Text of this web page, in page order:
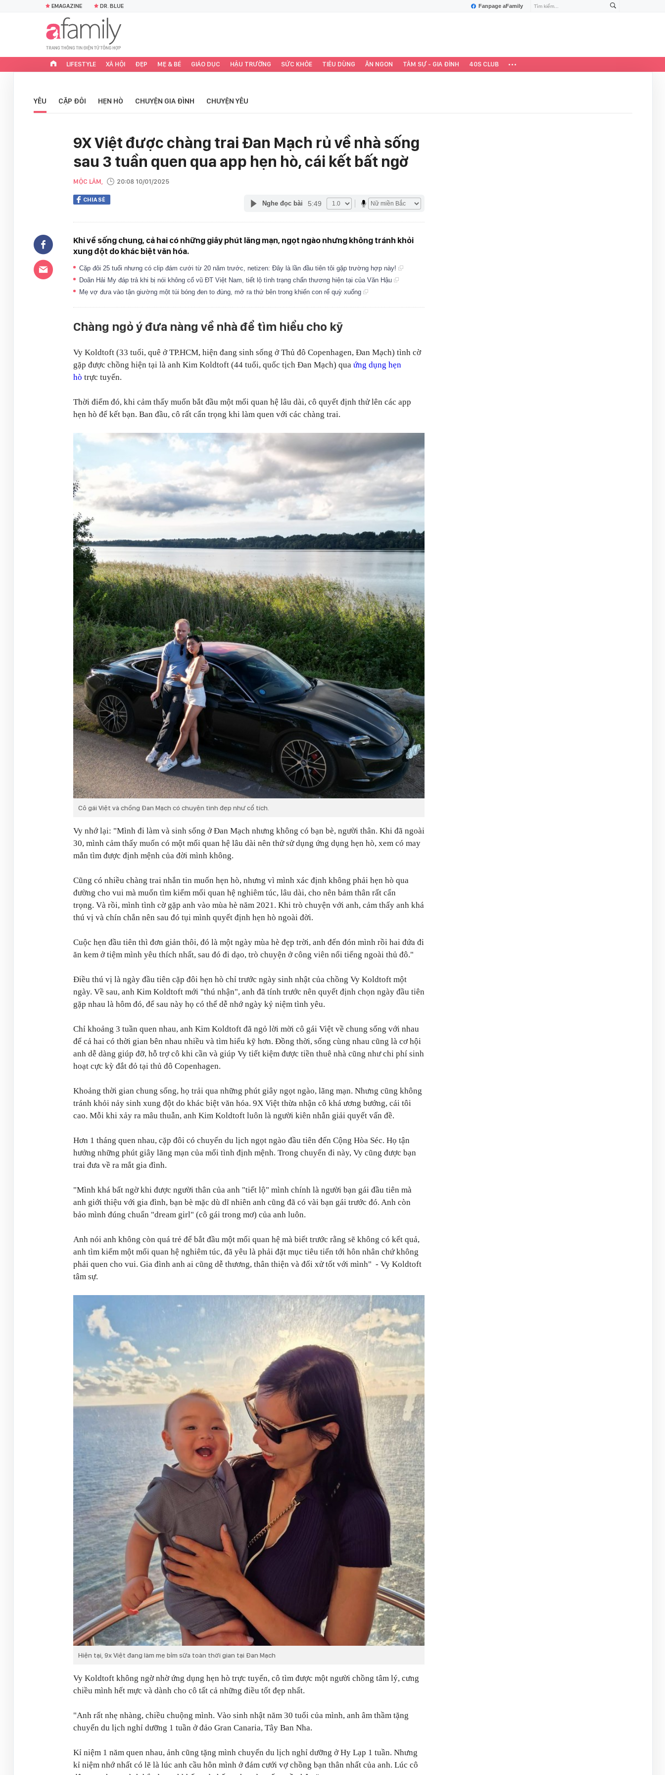
Fanpage aFamily
EMAGAZINE DR. BLUE
LIFESTYLE XÃ HỘI ĐẸP MẸ & BÉ GIÁO DỤC HẬU TRƯỜNG SỨC KHỎE TIÊU DÙNG ĂN NGON TÂM SỰ - GIA ĐÌNH 40S CLUB
YÊU CẶP ĐÔI HẸN HÒ CHUYỆN GIA ĐÌNH CHUYỆN YÊU
9X Việt được chàng trai Đan Mạch rủ về nhà sống
sau 3 tuần quen qua app hẹn hò, cái kết bất ngờ
MỘC LÂM, 20:08 10/01/2025
CHIA SẺ Nghe đọc bài 5:49
Khi về sống chung, cả hai có những giây phút lãng mạn, ngọt ngào nhưng không tránh khỏi
xung đột do khác biệt văn hóa.
Cặp đôi 25 tuổi nhưng có clip đám cưới từ 20 năm trước, netizen: Đây là lần đầu tiên tôi gặp trường hợp này!
Doãn Hải My đáp trả khi bị nói không cổ vũ ĐT Việt Nam, tiết lộ tình trạng chấn thương hiện tại của Văn Hậu
Mẹ vợ đưa vào tận giường một túi bóng đen to đùng, mở ra thứ bên trong khiến con rể quỳ xuống
Chàng ngỏ ý đưa nàng về nhà để tìm hiểu cho kỹ
Vy Koldtoft (33 tuổi, quê ở TP.HCM, hiện đang sinh sống ở Thủ đô Copenhagen, Đan Mạch) tình cờ
gặp được chồng hiện tại là anh Kim Koldtoft (44 tuổi, quốc tịch Đan Mạch) qua ứng dụng hẹn
hò trực tuyến.
Thời điểm đó, khi cảm thấy muốn bắt đầu một mối quan hệ lâu dài, cô quyết định thử lên các app
hẹn hò để kết bạn. Ban đầu, cô rất cẩn trọng khi làm quen với các chàng trai.
Cô gái Việt và chồng Đan Mạch có chuyện tình đẹp như cổ tích.
Vy nhớ lại: "Mình đi làm và sinh sống ở Đan Mạch nhưng không có bạn bè, người thân. Khi đã ngoài
30, mình cảm thấy muốn có một mối quan hệ lâu dài nên thử sử dụng ứng dụng hẹn hò, xem có may
mắn tìm được định mệnh của đời mình không.
Cũng có nhiều chàng trai nhắn tin muốn hẹn hò, nhưng vì mình xác định không phải hẹn hò qua
đường cho vui mà muốn tìm kiếm mối quan hệ nghiêm túc, lâu dài, cho nên bảm thân rất cẩn
trọng. Và rồi, mình tình cờ gặp anh vào mùa hè năm 2021. Khi trò chuyện với anh, cảm thấy anh khá
thú vị và chín chắn nên sau đó tụi mình quyết định hẹn hò ngoài đời.
Cuộc hẹn đầu tiên thì đơn giản thôi, đó là một ngày mùa hè đẹp trời, anh đến đón mình rồi hai đứa đi
ăn kem ở tiệm mình yêu thích nhất, sau đó đi dạo, trò chuyện ở công viên nổi tiếng ngoài thủ đô."
Điều thú vị là ngày đầu tiên cặp đôi hẹn hò chỉ trước ngày sinh nhật của chồng Vy Koldtoft một
ngày. Về sau, anh Kim Koldtoft mới "thú nhận", anh đã tính trước nên quyết định chọn ngày đầu tiên
gặp nhau là hôm đó, để sau này họ có thể dễ nhớ ngày kỷ niệm tình yêu.
Chỉ khoảng 3 tuần quen nhau, anh Kim Koldtoft đã ngỏ lời mời cô gái Việt về chung sống với nhau
để cả hai có thời gian bên nhau nhiều và tìm hiểu kỹ hơn. Đồng thời, sống cùng nhau cũng là cơ hội
anh dễ dàng giúp đỡ, hỗ trợ cô khi cần và giúp Vy tiết kiệm được tiền thuê nhà cũng như chi phí sinh
hoạt cực kỳ đắt đỏ tại thủ đô Copenhagen.
Khoảng thời gian chung sống, họ trải qua những phút giây ngọt ngào, lãng mạn. Nhưng cũng không
tránh khỏi nảy sinh xung đột do khác biệt văn hóa. 9X Việt thừa nhận cô khá ương bướng, cái tôi
cao. Mỗi khi xảy ra mâu thuẫn, anh Kim Koldtoft luôn là người kiên nhẫn giải quyết vấn đề.
Hơn 1 tháng quen nhau, cặp đôi có chuyến du lịch ngọt ngào đầu tiên đến Cộng Hòa Séc. Họ tận
hưởng những phút giây lãng mạn của mối tình định mệnh. Trong chuyến đi này, Vy cũng được bạn
trai đưa về ra mắt gia đình.
"Mình khá bất ngờ khi được người thân của anh "tiết lộ" mình chính là người bạn gái đầu tiên mà
anh giới thiệu với gia đình, bạn bè mặc dù dĩ nhiên anh cũng đã có vài bạn gái trước đó. Anh còn
bảo mình đúng chuẩn "dream girl" (cô gái trong mơ) của anh luôn.
Anh nói anh không còn quá trẻ để bắt đầu một mối quan hệ mà biết trước rằng sẽ không có kết quả,
anh tìm kiếm một mối quan hệ nghiêm túc, đã yêu là phải đặt mục tiêu tiến tới hôn nhân chứ không
phải quen cho vui. Gia đình anh ai cũng dễ thương, thân thiện và đối xử tốt với mình" - Vy Koldtoft
tâm sự.
Hiện tại, 9x Việt đang làm mẹ bỉm sữa toàn thời gian tại Đan Mạch
Vy Koldtoft không ngờ nhờ ứng dụng hẹn hò trực tuyến, cô tìm được một người chồng tâm lý, cưng
chiều mình hết mực và dành cho cô tất cả những điều tốt đẹp nhất.
"Anh rất nhẹ nhàng, chiều chuộng mình. Vào sinh nhật năm 30 tuổi của mình, anh âm thầm tặng
chuyến du lịch nghỉ dưỡng 1 tuần ở đảo Gran Canaria, Tây Ban Nha.
Kỉ niệm 1 năm quen nhau, ảnh cũng tặng mình chuyến du lịch nghỉ dưỡng ở Hy Lạp 1 tuần. Nhưng
kỉ niệm nhớ nhất có lẽ là lúc anh cầu hôn mình ở đám cưới vợ chồng bạn thân nhất của anh. Lúc cô